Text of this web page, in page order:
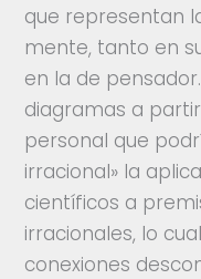
que representan
mente, tanto en
en la de
diagramas a
personal que
irracional» la
científicos a
irracionales, lo
conexiones